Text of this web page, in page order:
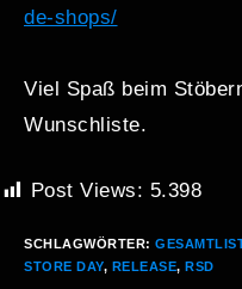
de-shops/
Viel Spaß beim
Wunschliste.
Post Views: 5.398
SCHLAGWÖRTER:
STORE DAY, RELEASE, RSD